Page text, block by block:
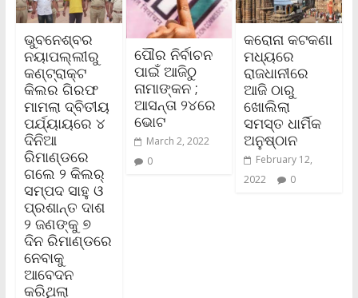
ଭୁବନେଶ୍ବର
ନୟାପଲ୍ଲୀରୁ
କଣ୍ଟ୍ରାକ୍ଟ
କିଲର ଗିରଫ
ମାମଲା ଦ୍ବିତୀୟ
ପର୍ଯ୍ୟାୟରେ ୪
ଦିନିଆ
ରିମାଣ୍ଡରେ
ଗଲେ ୨ କିଲର୍‌
ସମ୍ପଦ ସାହୁ ଓ
ପ୍ରଶାନ୍ତ ଦାଶ
୨ ଜଣଙ୍କୁ ୭
ଦିନ ରିମାଣ୍ଡରେ
ନେବାକୁ
ଆବେଦନ
କରିଥିଲା
ପୌର ନିର୍ବାଚନ
ପାଇଁ ଆଜିଠୁ
ନାମାଙ୍କନ ;
ଆସନ୍ତା ୨୪ରେ
ଭୋଟ
March 2, 2022
0
କରୋନା କଟକଣା
ମଧ୍ୟରେ
ରାଜଧାନୀରେ
ଆଜି ଠାରୁ
ଖୋଲିଲା
ସମସ୍ତ ଧାର୍ମିକ
ଅନୁଷ୍ଠାନ
February 12,
2022
0